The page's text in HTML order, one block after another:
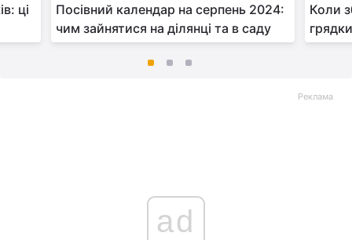
ці
Посівний календар на серпень 2024:
чим зайнятися на ділянці та в саду
Коли
Реклама
ad